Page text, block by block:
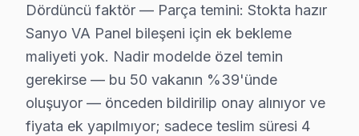
3.Aydınlatma Problemleri (Backlight)
Teknik adı: Backlight Arızası
Belirtiler: Ekranın belli kısımlarının kararması veya hiç
Neden: LED ışıkların zamanla yanması veya
Türkiye fiyat aralığı: ₺600 - ₺1,000.
Dördüncü faktör — Parça temini: Stokta hazır
Sanyo VA Panel bileşeni için ek bekleme
maliyeti yok. Nadir modelde özel temin
gerekirse — bu 50 vakanın %39'ünde
oluşuyor — önceden bildirilip onay alınıyor ve
fiyata ek yapılmıyor; sadece teslim süresi 4